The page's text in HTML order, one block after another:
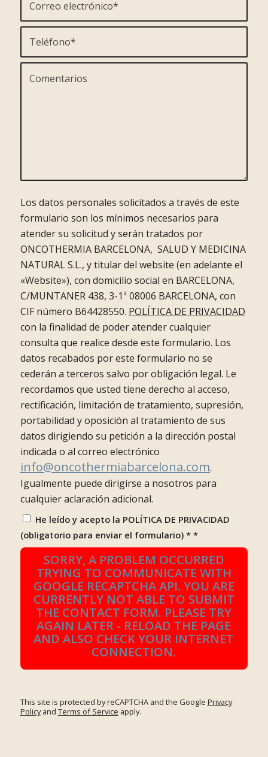
Los datos personales solicitados a través de este
formulario son los mínimos necesarios para
atender su solicitud y serán tratados por
ONCOTHERMIA BARCELONA, SALUD Y MEDICINA
NATURAL S.L., y titular del website (en adelante el
«Website»), con domicilio social en BARCELONA,
C/MUNTANER 438, 3-1ª 08006 BARCELONA, con
CIF número B64428550. POLÍTICA DE PRIVACIDAD
con la finalidad de poder atender cualquier
consulta que realice desde este formulario. Los
datos recabados por este formulario no se
cederán a terceros salvo por obligación legal. Le
recordamos que usted tiene derecho al acceso,
rectificación, limitación de tratamiento, supresión,
portabilidad y oposición al tratamiento de sus
datos dirigiendo su petición a la dirección postal
indicada o al correo electrónico
info@oncothermiabarcelona.com.
Igualmente puede dirigirse a nosotros para
cualquier aclaración adicional.
He leído y acepto la POLÍTICA DE PRIVACIDAD
(obligatorio para enviar el formulario) * *
SORRY, A PROBLEM OCCURRED
TRYING TO COMMUNICATE WITH
GOOGLE RECAPTCHA API. YOU ARE
CURRENTLY NOT ABLE TO SUBMIT
THE CONTACT FORM. PLEASE TRY
AGAIN LATER - RELOAD THE PAGE
AND ALSO CHECK YOUR INTERNET
CONNECTION.
This site is protected by reCAPTCHA and the Google Privacy
Policyand Terms of Service apply.